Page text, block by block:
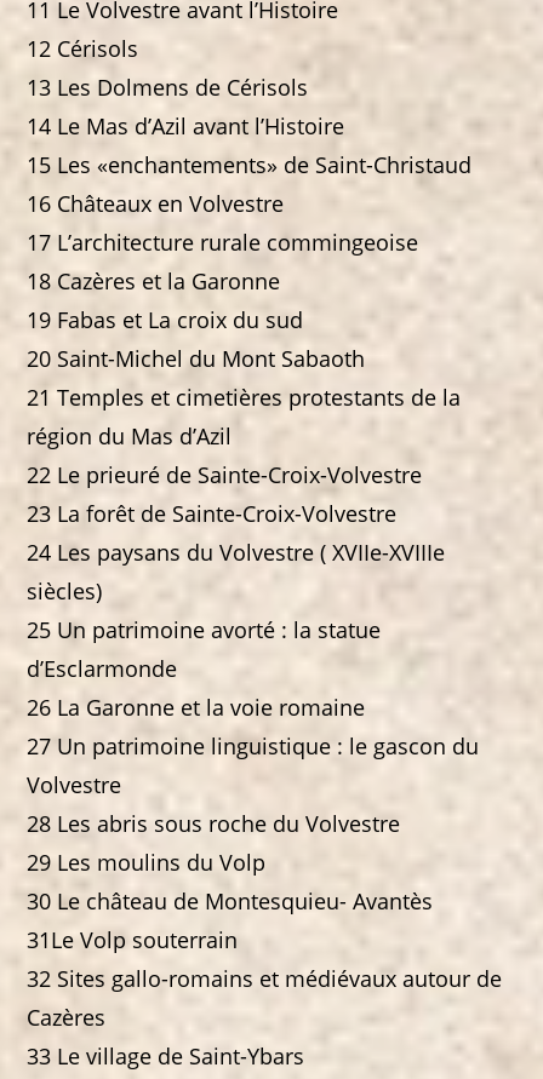
11 Le Volvestre avant l’Histoire
12 Cérisols
13 Les Dolmens de Cérisols
14 Le Mas d’Azil avant l’Histoire
15 Les «enchantements» de Saint-Christaud
16 Châteaux en Volvestre
17 L’architecture rurale commingeoise
18 Cazères et la Garonne
19 Fabas et La croix du sud
20 Saint-Michel du Mont Sabaoth
21 Temples et cimetières protestants de la
région du Mas d’Azil
22 Le prieuré de Sainte-Croix-Volvestre
23 La forêt de Sainte-Croix-Volvestre
24 Les paysans du Volvestre ( XVIIe-XVIIIe
siècles)
25 Un patrimoine avorté : la statue
d’Esclarmonde
26 La Garonne et la voie romaine
27 Un patrimoine linguistique : le gascon du
Volvestre
28 Les abris sous roche du Volvestre
29 Les moulins du Volp
30 Le château de Montesquieu- Avantès
31Le Volp souterrain
32 Sites gallo-romains et médiévaux autour de
Cazères
33 Le village de Saint-Ybars